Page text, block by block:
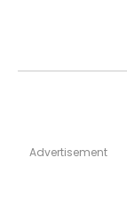
Advertisement